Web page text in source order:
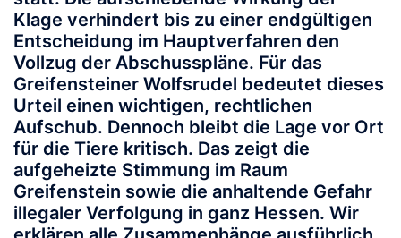
Klage verhindert bis zu einer endgültigen
Entscheidung im Hauptverfahren den
Vollzug der Abschusspläne. Für das
Greifensteiner Wolfsrudel bedeutet dieses
Urteil einen wichtigen, rechtlichen
Aufschub. Dennoch bleibt die Lage vor Ort
für die Tiere kritisch. Das zeigt die
aufgeheizte Stimmung im Raum
Greifenstein sowie die anhaltende Gefahr
illegaler Verfolgung in ganz Hessen. Wir